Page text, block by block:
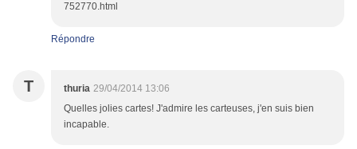
752770.html
Répondre
T thuria 29/04/2014 13:06
Quelles jolies cartes! J'admire les carteuses, j'en suis bien
incapable.